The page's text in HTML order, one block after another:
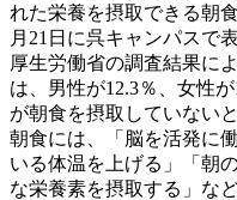
れた栄養を摂取できる朝
月21日に呉キャンパスで
厚生労働省の調査結果に
は、男性が12.3％、女性
が朝食を摂取していない
朝食には、「脳を活発に
いる体温を上げる」「朝
な栄養素を摂取する」な